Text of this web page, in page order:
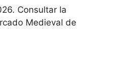
Consultar la
Medieval de